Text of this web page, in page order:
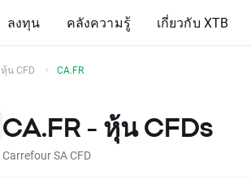
ลงทุน คลังความรู้ เกี่ยวกับ XTB
หุ้น CFD CA.FR
CA.FR - หุ้น CFDs
Carrefour SA CFD